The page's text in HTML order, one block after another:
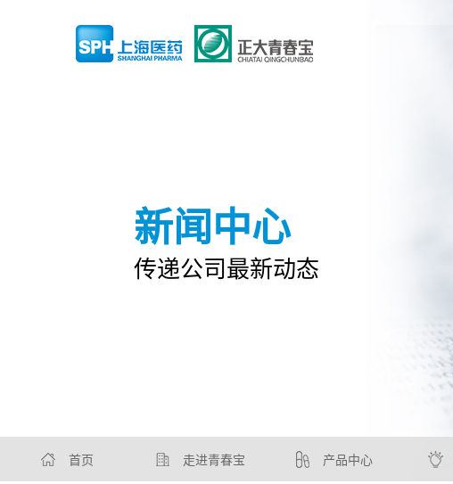
新闻中心
传递公司最新动态
首页 走进青春宝 产品中心